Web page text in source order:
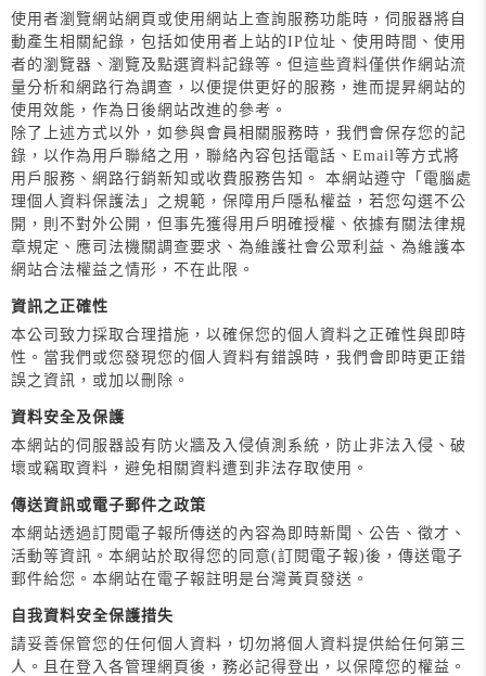
使用者瀏覽網站網頁或使用網站上查詢服務功能時，伺服器將自
動產生相關紀錄，包括如使用者上站的IP位址、使用時間、使用
者的瀏覽器、瀏覽及點選資料記錄等。但這些資料僅供作網站流
量分析和網路行為調查，以便提供更好的服務，進而提昇網站的
使用效能，作為日後網站改進的參考。
除了上述方式以外，如參與會員相關服務時，我們會保存您的記
錄，以作為用戶聯絡之用，聯絡內容包括電話、Email等方式將
用戶服務、網路行銷新知或收費服務告知。 本網站遵守「電腦處
理個人資料保護法」之規範，保障用戶隱私權益，若您勾選不公
開，則不對外公開，但事先獲得用戶明確授權、依據有關法律規
章規定、應司法機關調查要求、為維護社會公眾利益、為維護本
網站合法權益之情形，不在此限。
資訊之正確性
本公司致力採取合理措施，以確保您的個人資料之正確性與即時
性。當我們或您發現您的個人資料有錯誤時，我們會即時更正錯
誤之資訊，或加以刪除。
資料安全及保護
本網站的伺服器設有防火牆及入侵偵測系統，防止非法入侵、破
壞或竊取資料，避免相關資料遭到非法存取使用。
傳送資訊或電子郵件之政策
本網站透過訂閱電子報所傳送的內容為即時新聞、公告、徵才、
活動等資訊。本網站於取得您的同意(訂閱電子報)後，傳送電子
郵件給您。本網站在電子報註明是台灣黃頁發送。
自我資料安全保護措失
請妥善保管您的任何個人資料，切勿將個人資料提供給任何第三
人。且在登入各管理網頁後，務必記得登出，以保障您的權益。